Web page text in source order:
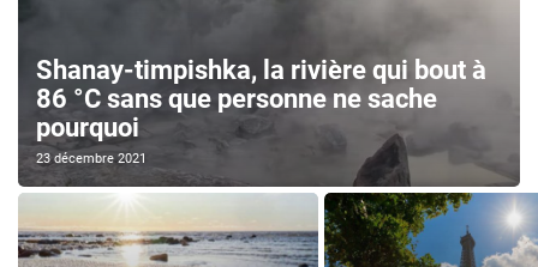
Shanay-timpishka, la rivière qui bout à
86 °C sans que personne ne sache
pourquoi
23 décembre 2021